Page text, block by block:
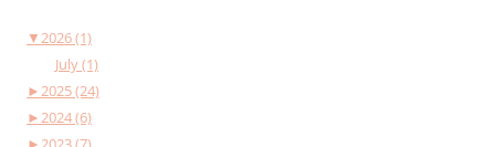
▼2026 (1)
July (1)
►2025 (24)
►2024 (6)